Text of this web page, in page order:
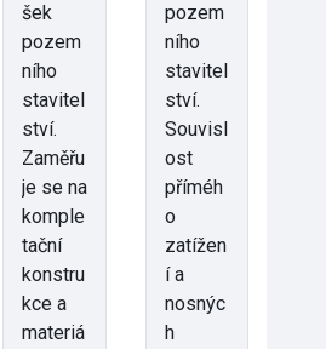
šek
pozem
ního
stavitel
ství.
Zaměřu
je se na
komple
tační
konstru
kce a
materiá
pozem
ního
stavitel
ství.
Souvisl
ost
příméh
o
zatížen
í a
nosnýc
h